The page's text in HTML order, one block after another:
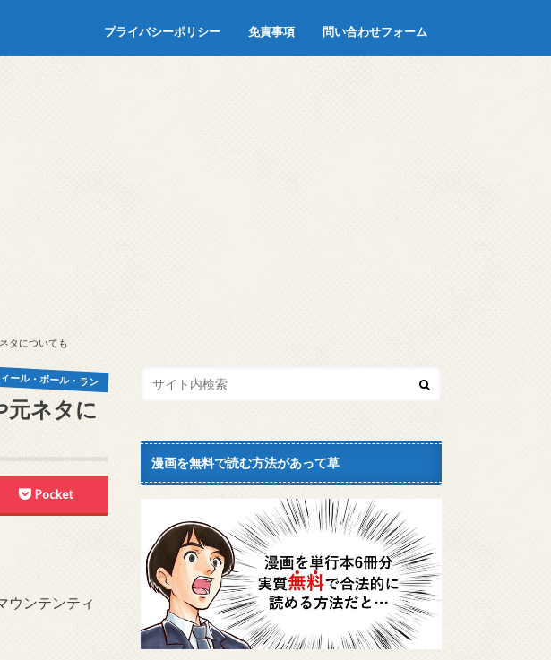
プライバシーポリシー 免責事項 問い合わせフォーム
タについても
ール・ボール・ラン
元ネタに
Pocket
ウンテンティ
漫画を無料で読む方法があって草